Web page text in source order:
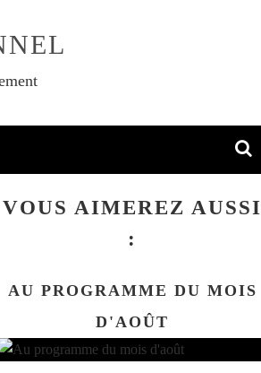
VOUS AIMEREZ AUSSI
:
AU PROGRAMME DU MOIS
D'AOÛT